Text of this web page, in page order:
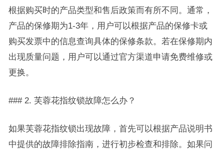
根据购买时的产品类型和售后政策而有所不同。通常，
产品的保修期为1-3年，用户可以根据产品的保修卡或
购买发票中的信息查询具体的保修条款。若在保修期内
出现质量问题，用户可以通过官方渠道申请免费维修或
更换。
### 2. 芙蓉花指纹锁故障怎么办？
如果芙蓉花指纹锁出现故障，首先可以根据产品说明书
中提供的故障排除指南，进行初步检查和排除。如果问